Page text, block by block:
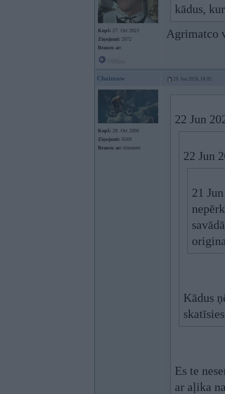
Kopš: 27. Oct 2023
Ziņojumi: 2072
Braucu ar:
kādus,
Agrimatco
Chainsaw 29. Jun 2026, 18:02
Kopš: 28. Oct 2006
Ziņojumi: 6569
Braucu ar: trimmeri
22 Jun
22 Jun
21
Kādus
Es te
ar aļika